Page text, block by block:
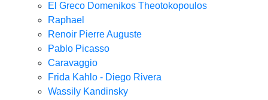
El Greco Domenikos Theotokopoulos
Raphael
Renoir Pierre Auguste
Pablo Picasso
Caravaggio
Frida Kahlo - Diego Rivera
Wassily Kandinsky